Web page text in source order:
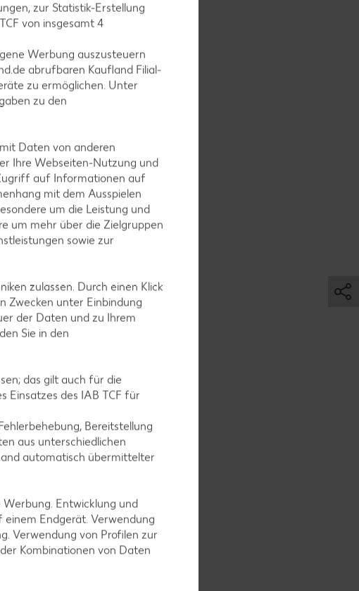
zugeben,
sowie der
zur Statistik-Erstellung
von insgesamt4
Werbung auszusteuern
abrufbaren Kaufland Filial-
zu ermöglichen. Unter
zu den
Daten von anderen
Ihre Webseiten-Nutzung und
auf Informationen auf
mit dem Ausspielen
um die Leistung und
um mehr über die Zielgruppen
sowie zur
zulassen. Durch einen Klick
Zwecken unter Einbindung
der Daten und zu Ihrem
Sie in den
das gilt auch für die
Einsatzes des IAB TCF für
Bereitstellung
aus unterschiedlichen
automatisch übermittelter
Entwicklung und
Endgerät. Verwendung
Verwendung von Profilen zur
Kombinationen von Daten